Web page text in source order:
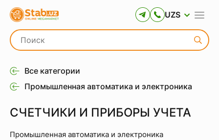
UZS
Все категории
Промышленная автоматика и электроника
СЧЕТЧИКИ И ПРИБОРЫ УЧЕТА
Промышленная автоматика и электроника